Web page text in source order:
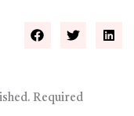
Required